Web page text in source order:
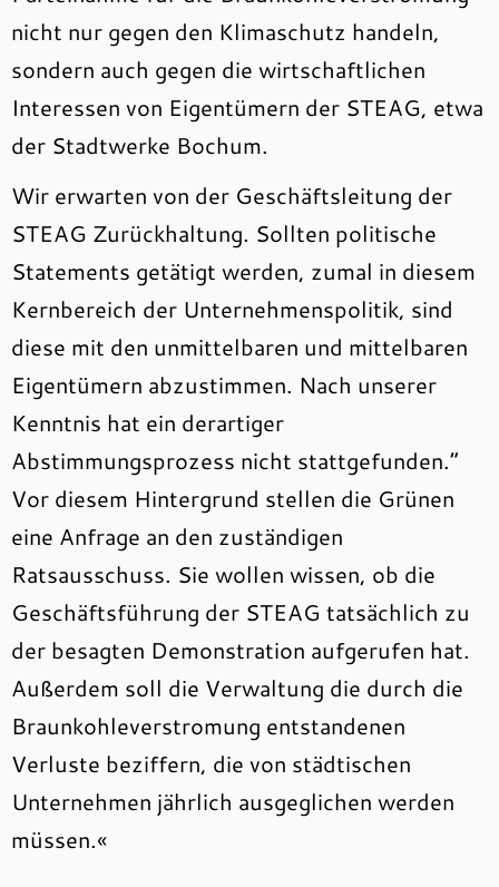
nicht nur gegen den Klimaschutz handeln,
sondern auch gegen die wirtschaftlichen
Interessen von Eigentümern der STEAG, etwa
der Stadtwerke Bochum.
Wir erwarten von der Geschäftsleitung der
STEAG Zurückhaltung. Sollten politische
Statements getätigt werden, zumal in diesem
Kernbereich der Unternehmenspolitik, sind
diese mit den unmittelbaren und mittelbaren
Eigentümern abzustimmen. Nach unserer
Kenntnis hat ein derartiger
Abstimmungsprozess nicht stattgefunden.“
Vor diesem Hintergrund stellen die Grünen
eine Anfrage an den zuständigen
Ratsausschuss. Sie wollen wissen, ob die
Geschäftsführung der STEAG tatsächlich zu
der besagten Demonstration aufgerufen hat.
Außerdem soll die Verwaltung die durch die
Braunkohleverstromung entstandenen
Verluste beziffern, die von städtischen
Unternehmen jährlich ausgeglichen werden
müssen.«